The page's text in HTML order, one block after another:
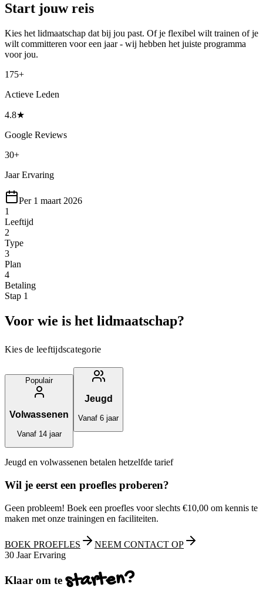
Start jouw reis
Kies het lidmaatschap dat bij jou past. Of je flexibel wilt trainen of je
wilt committeren voor een jaar - wij hebben het juiste programma
voor jou.
175+
Actieve Leden
4.8★
Google Reviews
30+
Jaar Ervaring
Per 1 maart 2026
1
Leeftijd
2
Type
3
Plan
4
Betaling
Stap 1
Voor wie is het lidmaatschap?
Kies de leeftijdscategorie
Populair
Volwassenen
Vanaf 14 jaar
Jeugd
Vanaf 6 jaar
Jeugd en volwassenen betalen hetzelfde tarief
Wil je eerst een proefles proberen?
Geen probleem! Boek een proefles voor slechts €10,00 om kennis te
maken met onze trainingen en faciliteiten.
BOEK PROEFLES
NEEM CONTACT OP
30 Jaar Ervaring
Klaar om te starten?